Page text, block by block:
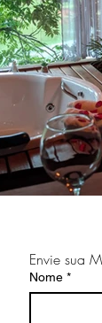
Envie sua
Nome *